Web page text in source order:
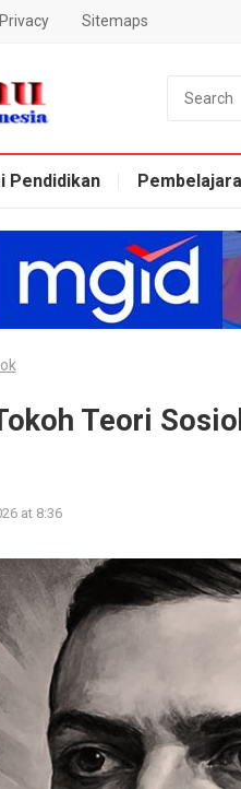
Privacy Sitemaps
Pendidikan
Teori
at 8:36